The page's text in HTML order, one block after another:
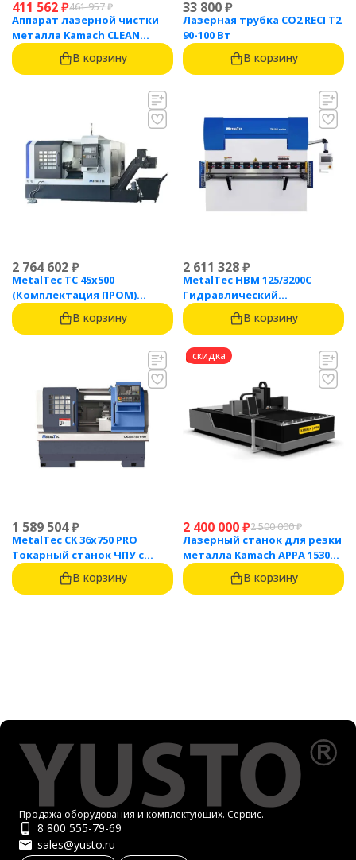
411 562₽461 957₽
Аппарат лазерной чистки
металла Kamach CLEAN
1500BW
В корзину
33 800₽
Лазерная трубка CO2 RECI T2
90-100 Вт
В корзину
2 764 602₽
MetalTec ТС 45x500
(Комплектация ПРОМ)
токарный станок с ЧПУ с
наклонной станиной
В корзину
2 611 328₽
MetalTec HBM 125/3200C
Гидравлический
листогибочный пресс с
контроллером TP10S
В корзину
1 589 504₽
MetalTec CK 36x750 PRO
Токарный станок ЧПУ с
горизонтальной станиной
В корзину
скидка
2 400 000₽2 500 000₽
Лазерный станок для резки
металла Kamach APPA 1530
(3000 Вт)
В корзину
Продажа оборудования и комплектующих. Сервис.
8 800 555-79-69
sales@yusto.ru